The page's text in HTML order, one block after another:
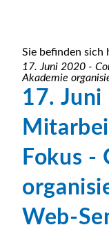
Sie befinden sich
17. Juni 2020 -
Akademie
17. Juni
Fokus -
Web-